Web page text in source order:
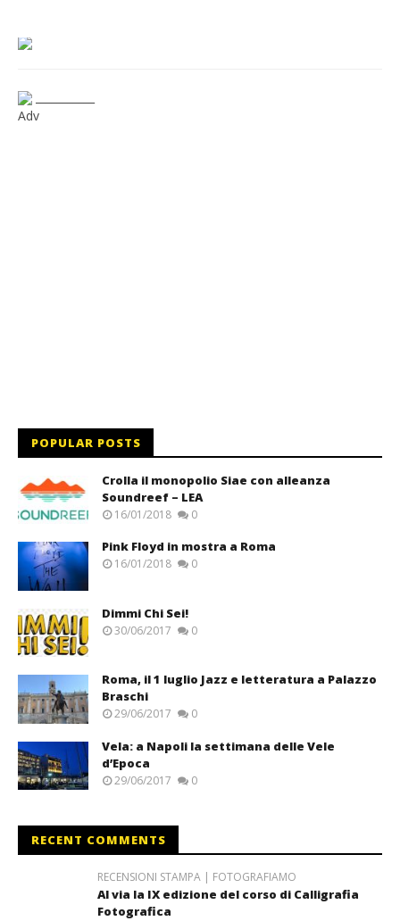
Adv
POPULAR POSTS
Crolla il monopolio Siae con alleanza
Soundreef – LEA
16/01/2018 0
Pink Floyd in mostra a Roma
16/01/2018 0
Dimmi Chi Sei!
30/06/2017 0
Roma, il 1 luglio Jazz e letteratura a Palazzo
Braschi
29/06/2017 0
Vela: a Napoli la settimana delle Vele
d’Epoca
29/06/2017 0
RECENT COMMENTS
RECENSIONI STAMPA | FOTOGRAFIAMO
Al via la IX edizione del corso di Calligrafia
Fotografica